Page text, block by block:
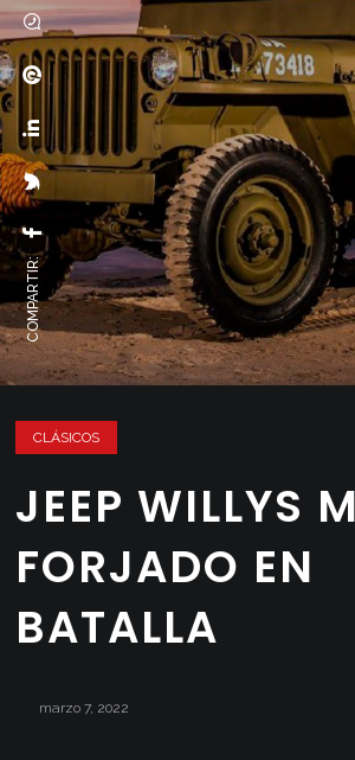
COMPARTIR:
CLÁSICOS
JEEP WILLYS
FORJADO EN
BATALLA
marzo 7, 2022